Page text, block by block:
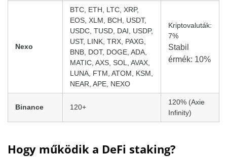
Nexo
BTC, ETH, LTC, XRP,
EOS, XLM, BCH, USDT,
USDC, TUSD, DAI, USDP,
UST, LINK, TRX, PAXG,
BNB, DOT, DOGE, ADA,
MATIC, AXS, SOL, AVAX,
LUNA, FTM, ATOM, KSM,
NEAR, APE, NEXO
Kriptovaluták:
7%
Stabil
érmék: 10%
Binance 120+
120% (Axie
Infinity)
Hogy működik a DeFi staking?